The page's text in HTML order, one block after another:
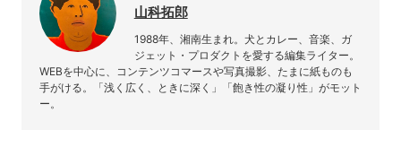
山科拓郎
1988年、湘南生まれ。犬とカレー、音楽、ガ
ジェット・プロダクトを愛する編集ライター。
WEBを中心に、コンテンツコマースや写真撮影、たまに紙ものも
手がける。「浅く広く、ときに深く」「飽き性の凝り性」がモット
ー。